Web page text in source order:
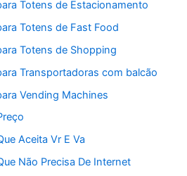
Totens de Estacionamento
Totens de Fast Food
Totens de Shopping
Transportadoras com balcão
Vending Machines
Aceita Vr E Va
Não Precisa De Internet